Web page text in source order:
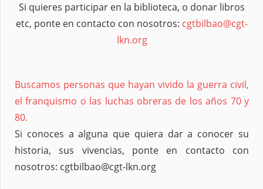
Si quieres participar en la biblioteca, o donar libros
etc, ponte en contacto con nosotros: cgtbilbao@cgt-
lkn.org
Buscamos personas que hayan vivido la guerra civil,
el franquismo o las luchas obreras de los años 70 y
80.
Si conoces a alguna que quiera dar a conocer su
historia, sus vivencias, ponte en contacto con
nosotros: cgtbilbao@cgt-lkn.org